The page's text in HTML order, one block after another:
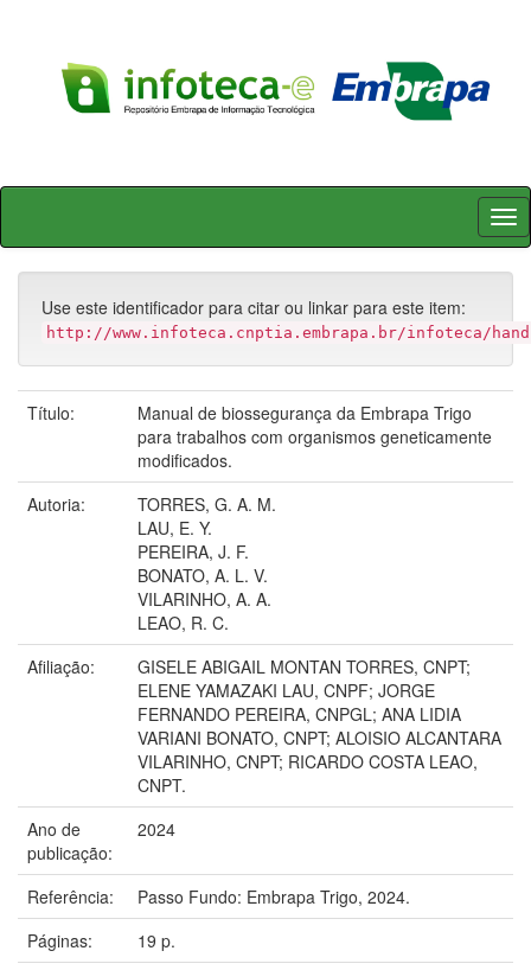
Skip
Use este identificador para citar ou linkar para este item:
http://www.infoteca.cnptia.embrapa.br/infoteca/
Título:
Manual de biossegurança da Embrapa Trigo
para trabalhos com organismos geneticamente
modificados.
Autoria:
TORRES, G. A. M.
LAU, E. Y.
PEREIRA, J. F.
BONATO, A. L. V.
VILARINHO, A. A.
LEAO, R. C.
Afiliação:
GISELE ABIGAIL MONTAN TORRES, CNPT;
ELENE YAMAZAKI LAU, CNPF; JORGE
FERNANDO PEREIRA, CNPGL; ANA LIDIA
VARIANI BONATO, CNPT; ALOISIO ALCANTARA
VILARINHO, CNPT; RICARDO COSTA LEAO,
CNPT.
Ano de
publicação:
2024
Referência:
Passo Fundo: Embrapa Trigo, 2024.
Páginas:
19 p.